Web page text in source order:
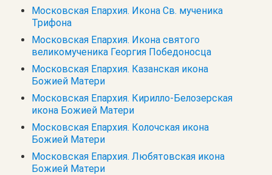
Московская Епархия. Икона Св. мученика
Трифона
Московская Епархия. Икона святого
великомученика Георгия Победоносца
Московская Епархия. Казанская икона
Божией Матери
Московская Епархия. Кирилло-Белозерская
икона Божией Матери
Московская Епархия. Колочская икона
Божией Матери
Московская Епархия. Любятовская икона
Божией Матери